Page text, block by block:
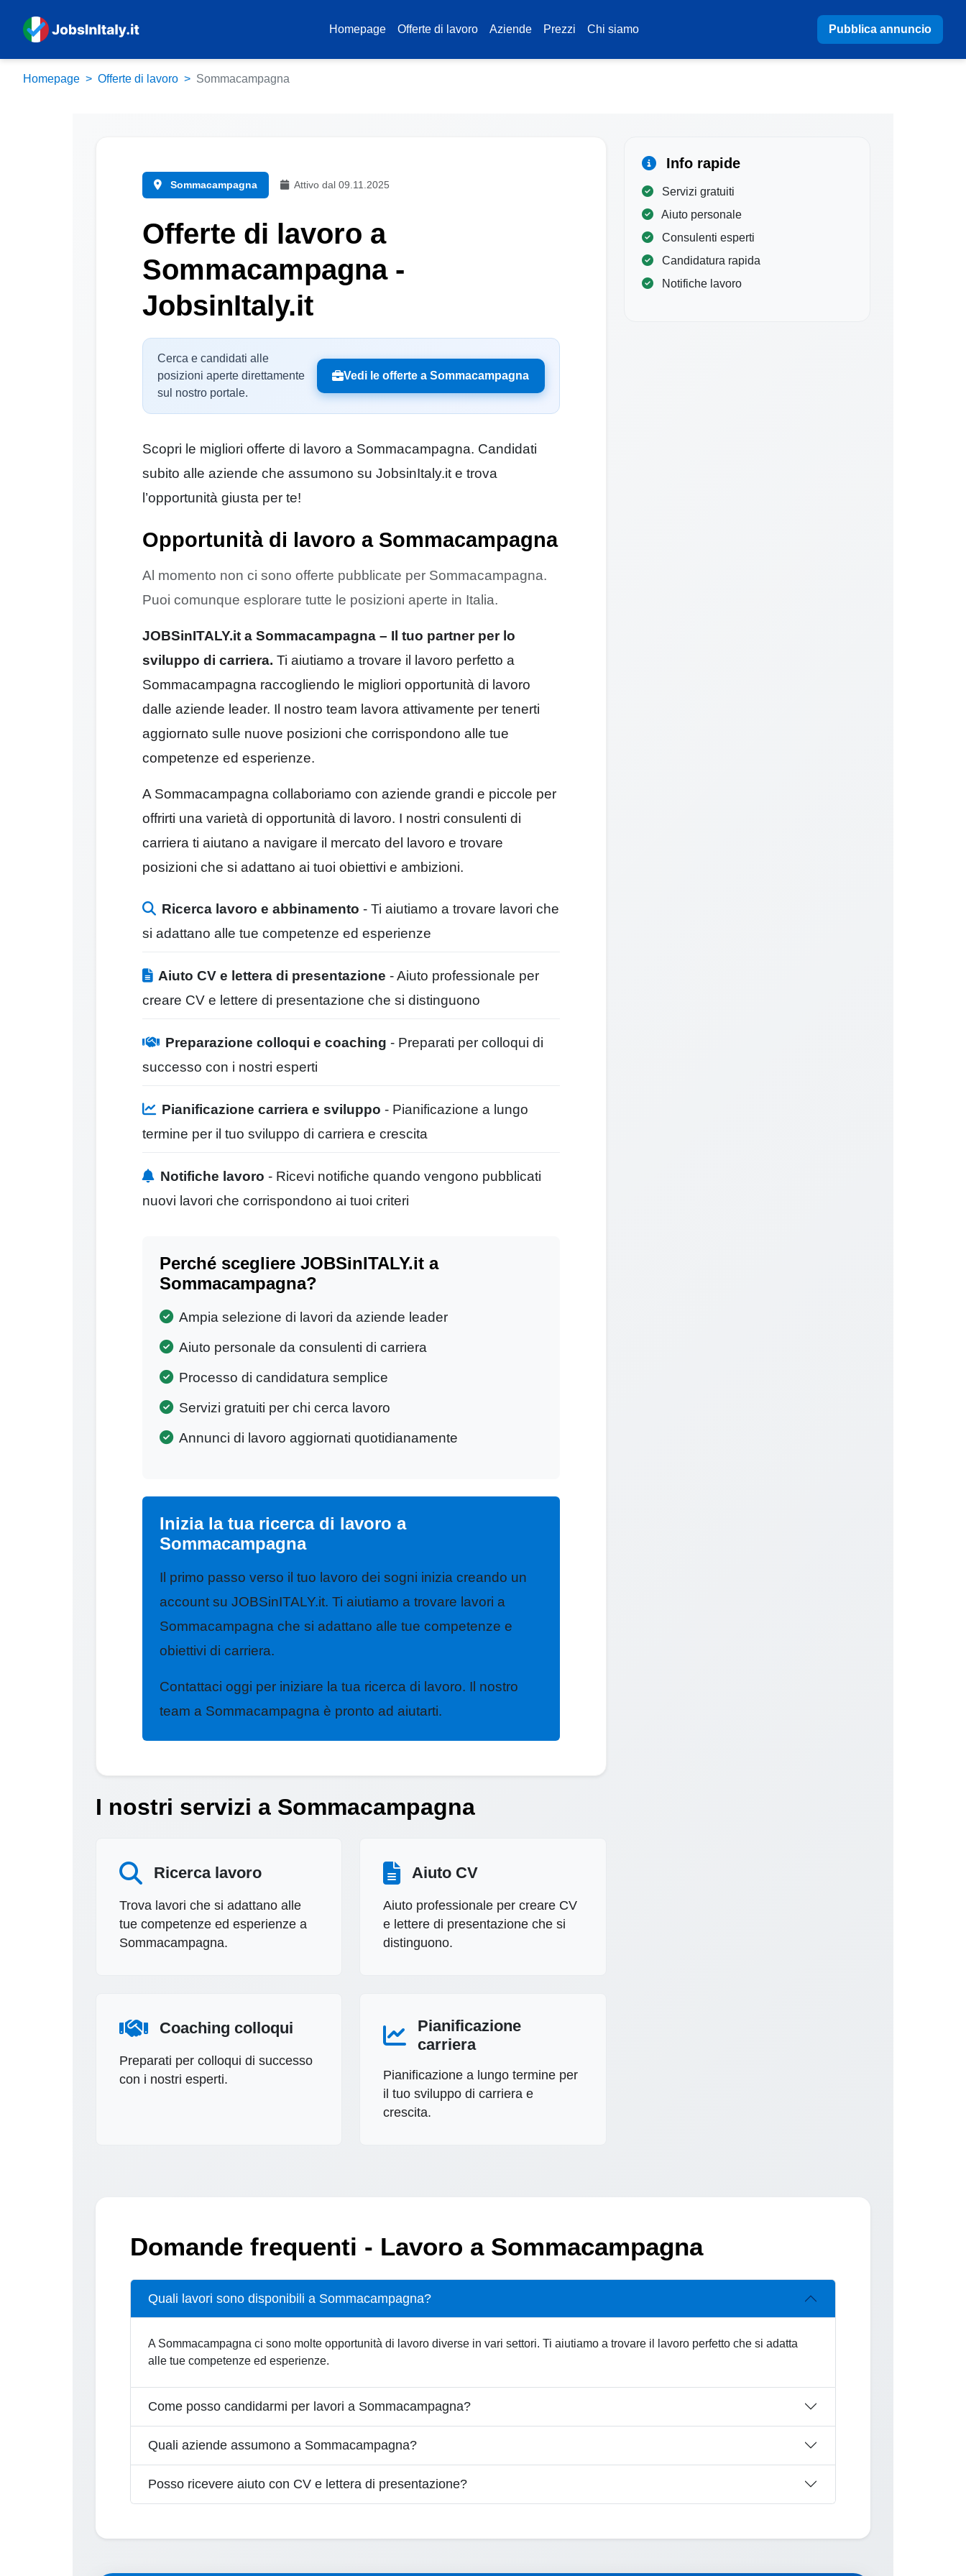
Homepage Offerte di lavoro Aziende Prezzi Chi siamo Pubblica annuncio
Homepage Offerte di lavoro Sommacampagna
Sommacampagna Attivo dal 09.11.2025
Offerte di lavoro a
Sommacampagna -
JobsinItaly.it
Cerca e candidati alle
posizioni aperte direttamente
sul nostro portale.
Vedi le offerte a Sommacampagna
Scopri le migliori offerte di lavoro a Sommacampagna. Candidati
subito alle aziende che assumono su JobsinItaly.it e trova
l’opportunità giusta per te!
Opportunità di lavoro a Sommacampagna
Al momento non ci sono offerte pubblicate per Sommacampagna.
Puoi comunque esplorare tutte le posizioni aperte in Italia.
JOBSinITALY.it a Sommacampagna – Il tuo partner per lo
sviluppo di carriera. Ti aiutiamo a trovare il lavoro perfetto a
Sommacampagna raccogliendo le migliori opportunità di lavoro
dalle aziende leader. Il nostro team lavora attivamente per tenerti
aggiornato sulle nuove posizioni che corrispondono alle tue
competenze ed esperienze.
A Sommacampagna collaboriamo con aziende grandi e piccole per
offrirti una varietà di opportunità di lavoro. I nostri consulenti di
carriera ti aiutano a navigare il mercato del lavoro e trovare
posizioni che si adattano ai tuoi obiettivi e ambizioni.
Ricerca lavoro e abbinamento - Ti aiutiamo a trovare lavori che
si adattano alle tue competenze ed esperienze
Aiuto CV e lettera di presentazione - Aiuto professionale per
creare CV e lettere di presentazione che si distinguono
Preparazione colloqui e coaching - Preparati per colloqui di
successo con i nostri esperti
Pianificazione carriera e sviluppo - Pianificazione a lungo
termine per il tuo sviluppo di carriera e crescita
Notifiche lavoro - Ricevi notifiche quando vengono pubblicati
nuovi lavori che corrispondono ai tuoi criteri
Perché scegliere JOBSinITALY.it a
Sommacampagna?
Ampia selezione di lavori da aziende leader
Aiuto personale da consulenti di carriera
Processo di candidatura semplice
Servizi gratuiti per chi cerca lavoro
Annunci di lavoro aggiornati quotidianamente
Inizia la tua ricerca di lavoro a
Sommacampagna
Il primo passo verso il tuo lavoro dei sogni inizia creando un
account su JOBSinITALY.it. Ti aiutiamo a trovare lavori a
Sommacampagna che si adattano alle tue competenze e
obiettivi di carriera.
Contattaci oggi per iniziare la tua ricerca di lavoro. Il nostro
team a Sommacampagna è pronto ad aiutarti.
I nostri servizi a Sommacampagna
Ricerca lavoro
Trova lavori che si adattano alle
tue competenze ed esperienze a
Sommacampagna.
Aiuto CV
Aiuto professionale per creare CV
e lettere di presentazione che si
distinguono.
Coaching colloqui
Preparati per colloqui di successo
con i nostri esperti.
Pianificazione
carriera
Pianificazione a lungo termine per
il tuo sviluppo di carriera e
crescita.
Info rapide
Servizi gratuiti
Aiuto personale
Consulenti esperti
Candidatura rapida
Notifiche lavoro
Domande frequenti - Lavoro a Sommacampagna
Quali lavori sono disponibili a Sommacampagna?
A Sommacampagna ci sono molte opportunità di lavoro diverse in vari settori. Ti aiutiamo a trovare il lavoro perfetto che si adatta
alle tue competenze ed esperienze.
Come posso candidarmi per lavori a Sommacampagna?
Quali aziende assumono a Sommacampagna?
Posso ricevere aiuto con CV e lettera di presentazione?